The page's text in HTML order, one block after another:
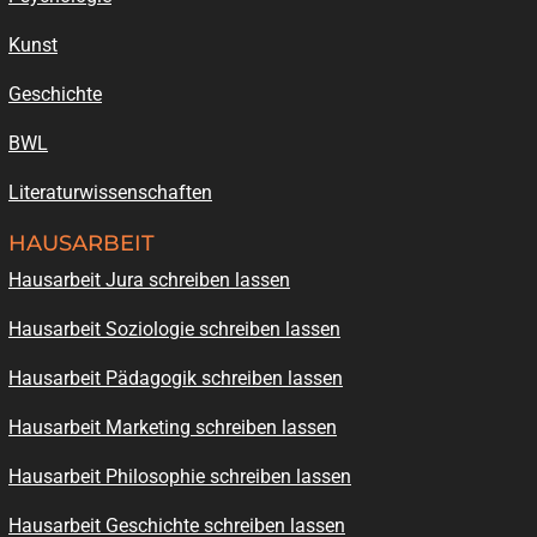
Kunst
Geschichte
BWL
Literaturwissenschaften
HAUSARBEIT
Hausarbeit Jura schreiben lassen
Hausarbeit Soziologie schreiben lassen
Hausarbeit Pädagogik schreiben lassen
Hausarbeit Marketing schreiben lassen
Hausarbeit Philosophie schreiben lassen
Hausarbeit Geschichte schreiben lassen